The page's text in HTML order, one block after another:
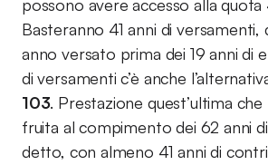
possono avere accesso alla quota
Basteranno 41 anni di versamenti,
anno versato prima dei 19 anni di
di versamenti c’è anche
103. Prestazione quest’ultima
fruita al compimento dei 62 anni
detto, con almeno 41 anni di